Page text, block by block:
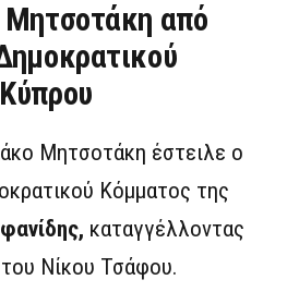
Μητσοτάκη από
Μητσοτάκη έστειλε ο
Κόμματος της
καταγγέλλοντας
Νίκου Τσάφου.